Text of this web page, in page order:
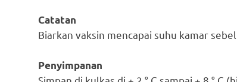
Catatan
Biarkan vaksin mencapai suhu kamar
Penyimpanan